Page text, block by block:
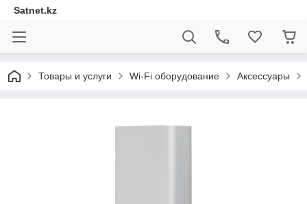
Satnet.kz
Товары и услуги Wi-Fi оборудование Аксессуары